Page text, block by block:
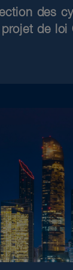
perspective
notre
en main
réaliser
du cycle de
permis,
des
de loi